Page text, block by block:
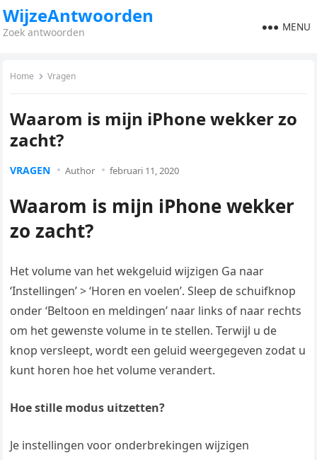
WijzeAntwoorden
Zoek antwoorden MENU
Home Vragen
Waarom is mijn iPhone wekker zo
zacht?
VRAGEN Author februari 11, 2020
Waarom is mijn iPhone wekker
zo zacht?
Het volume van het wekgeluid wijzigen Ga naar
‘Instellingen’ > ‘Horen en voelen’. Sleep de schuifknop
onder ‘Beltoon en meldingen’ naar links of naar rechts
om het gewenste volume in te stellen. Terwijl u de
knop versleept, wordt een geluid weergegeven zodat u
kunt horen hoe het volume verandert.
Hoe stille modus uitzetten?
Je instellingen voor onderbrekingen wijzigen